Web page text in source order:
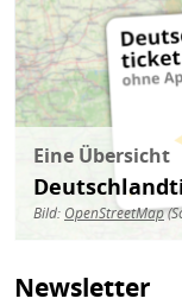
Eine Übersicht
Bild: OpenStreetMap
Newsletter